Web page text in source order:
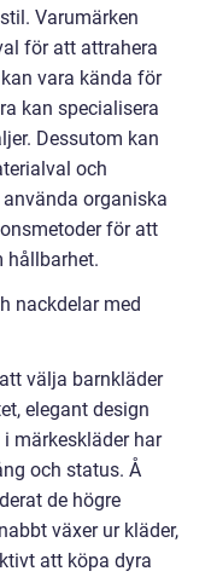
Varumärken
för att attrahera
vara kända för
kan specialisera
Dessutom kan
och
organiska
för att
hållbarhet.
nackdelar med
välja barnkläder
elegant design
märkeskläder har
och status. Å
de högre
växer ur kläder,
att köpa dyra